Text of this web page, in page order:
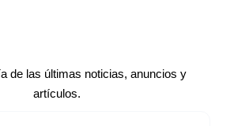
de las últimas noticias, anuncios y
artículos.